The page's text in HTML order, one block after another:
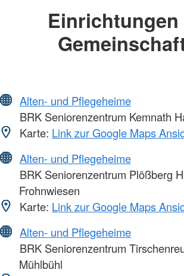
Einrichtungen
Alten- und Pflegeheime
BRK Seniorenzentrum Kemnath
Karte: Link zur Google Maps
Alten- und Pflegeheime
BRK Seniorenzentrum Plößberg
Frohnwiesen
Karte: Link zur Google Maps
Alten- und Pflegeheime
BRK Seniorenzentrum
Mühlbühl